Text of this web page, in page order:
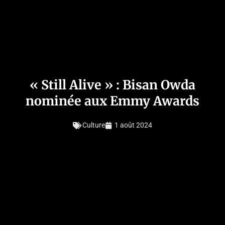
« Still Alive » : Bisan Owda
nominée aux Emmy Awards
Culture 1 août 2024